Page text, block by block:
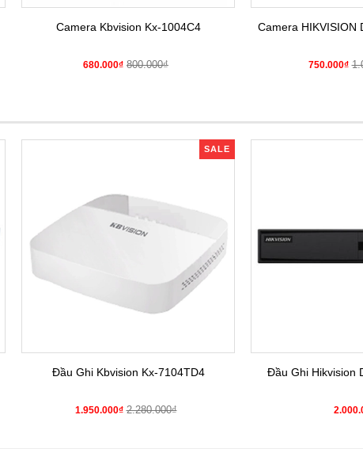
Camera Kbvision Kx-1004C4
680.000₫ 800.000₫
Camera HIKVISION
750.000₫
SALE
Đầu Ghi Kbvision Kx-7104TD4
1.950.000₫ 2.280.000₫
Đầu Ghi Hikvision